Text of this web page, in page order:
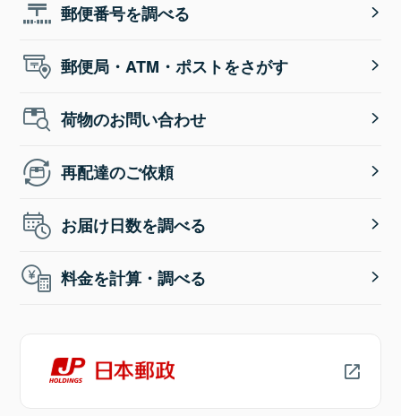
郵便番号を調べる
郵便局・ATM・ポストをさがす
荷物のお問い合わせ
再配達のご依頼
お届け日数を調べる
料金を計算・調べる